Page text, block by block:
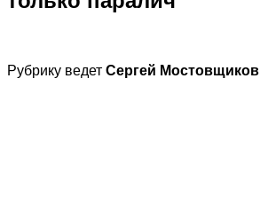
Рубрику ведет Сергей Мостовщиков